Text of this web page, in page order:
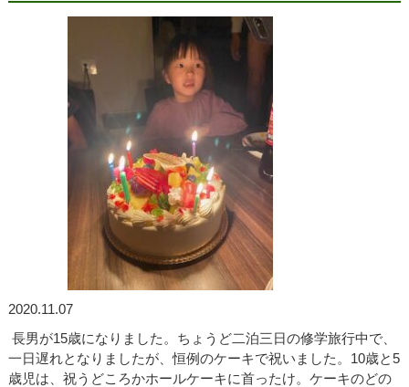
2020.11.07
長男が15歳になりました。ちょうど二泊三日の修学旅行中で、
一日遅れとなりましたが、恒例のケーキで祝いました。10歳と5
歳児は、祝うどころかホールケーキに首ったけ。ケーキのどの